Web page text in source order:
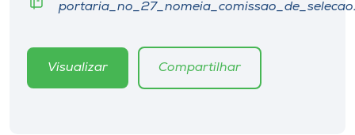
Visualizar Compartilhar